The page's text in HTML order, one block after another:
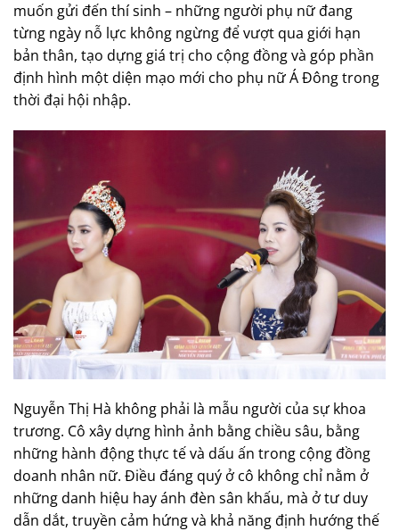
muốn gửi đến thí sinh – những người phụ nữ đang
từng ngày nỗ lực không ngừng để vượt qua giới hạn
bản thân, tạo dựng giá trị cho cộng đồng và góp phần
định hình một diện mạo mới cho phụ nữ Á Đông trong
thời đại hội nhập.
Nguyễn Thị Hà không phải là mẫu người của sự khoa
trương. Cô xây dựng hình ảnh bằng chiều sâu, bằng
những hành động thực tế và dấu ấn trong cộng đồng
doanh nhân nữ. Điều đáng quý ở cô không chỉ nằm ở
những danh hiệu hay ánh đèn sân khấu, mà ở tư duy
dẫn dắt, truyền cảm hứng và khả năng định hướng thế